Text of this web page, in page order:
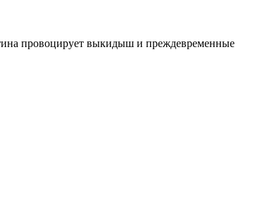
провоцирует выкидыш и преждевременные